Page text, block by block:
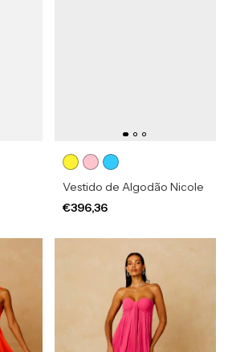
Vestido de Algodão Nicole
€396,36